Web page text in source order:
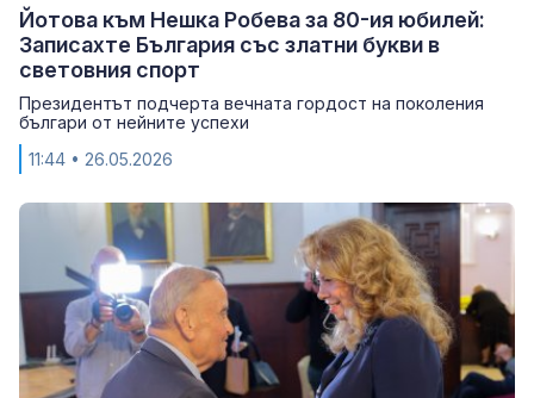
Йотова към Нешка Робева за 80-ия юбилей:
Записахте България със златни букви в
световния спорт
Президентът подчерта вечната гордост на поколения
българи от нейните успехи
11:44 • 26.05.2026